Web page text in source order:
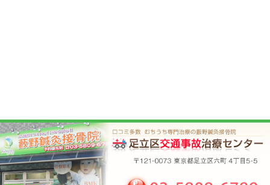
アクセス